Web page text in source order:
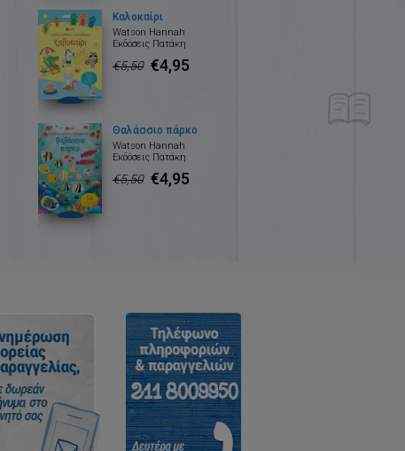
Καλοκαίρι
Watson Hannah
Εκδόσεις Πατάκη
€5,50 €4,95
Θαλάσσιο πάρκο
Watson Hannah
Εκδόσεις Πατάκη
€5,50 €4,95